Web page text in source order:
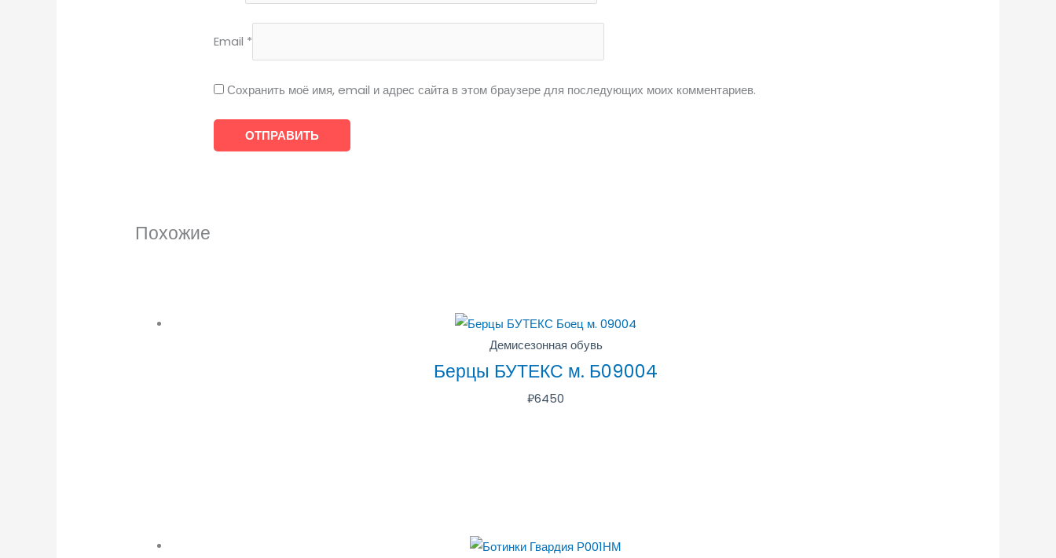
Email *
Сохранить моё имя, email и адрес сайта в этом браузере для последующих моих комментариев.
Похожие
Демисезонная обувь
Берцы БУТЕКС м. Б09004
₽6450